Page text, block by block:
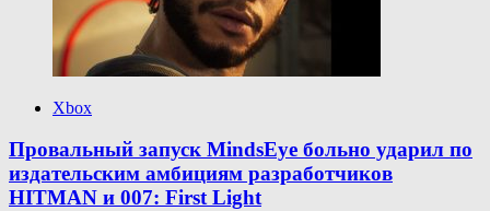
Xbox
Провальный запуск MindsEye больно ударил по
издательским амбициям разработчиков
HITMAN и 007: First Light